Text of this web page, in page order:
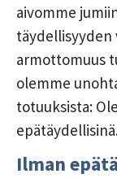
aivomme
täydellisyyden
armottomuus
olemme
totuuksista:
Ilman